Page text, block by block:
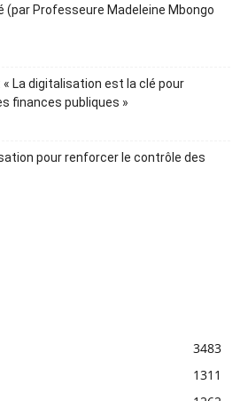
(par Professeure Madeleine Mbongo
La digitalisation est la clé pour
finances publiques »
pour renforcer le contrôle des
3483
1311